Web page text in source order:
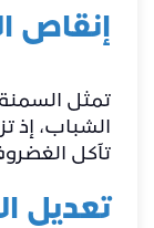
إنقاص
تمثل
الشباب،
تآكل
تعديل